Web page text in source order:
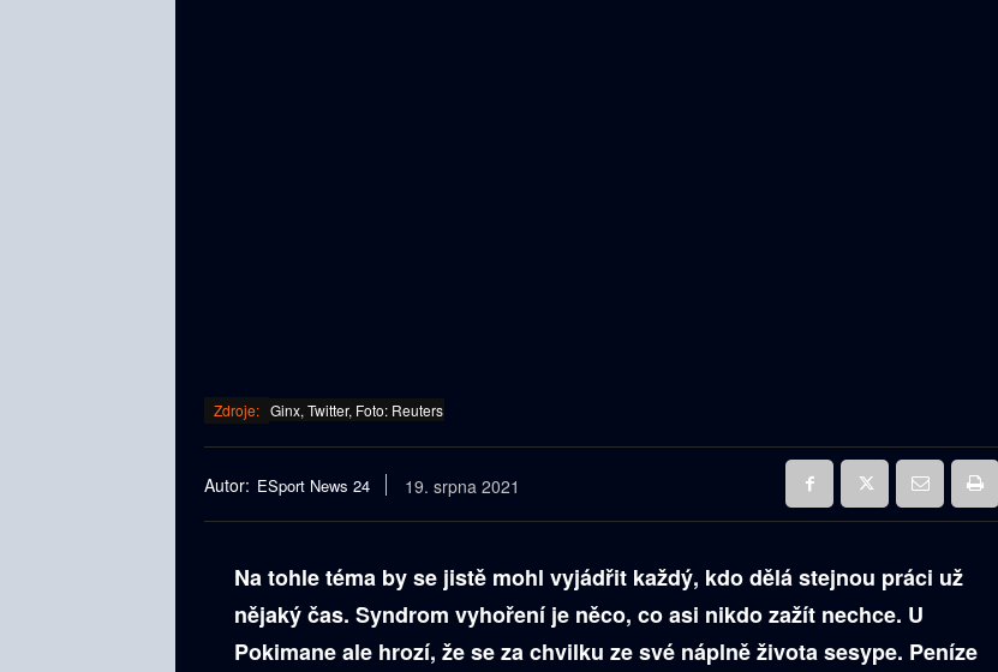
Zdroje: Ginx, Twitter, Foto: Reuters
Autor: ESport News 24 19. srpna 2021
Na tohle téma by se jistě mohl vyjádřit každý, kdo dělá stejnou práci už
nějaký čas. Syndrom vyhoření je něco, co asi nikdo zažít nechce. U
Pokimane ale hrozí, že se za chvilku ze své náplně života sesype. Peníze